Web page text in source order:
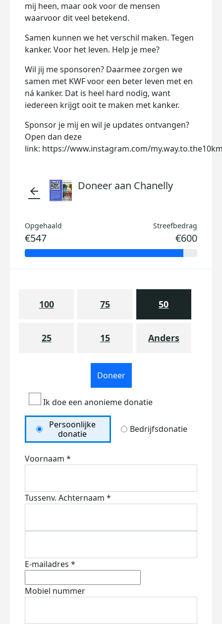
mij heen, maar ook voor de mensen
waarvoor dit veel betekend.
Samen kunnen we het verschil maken. Tegen
kanker. Voor het leven. Help je mee?
Wil jij me sponsoren? Daarmee zorgen we
samen met KWF voor een beter leven met en
ná kanker. Dat is heel hard nodig, want
iedereen krijgt ooit te maken met kanker.
Sponsor je mij en wil je updates ontvangen?
Open dan deze
link: https://www.instagram.com/
arrow_back Doneer aan Chanelly
Opgehaald
€547
Streefbedrag
€600
100 75 50
25 15 Anders
Doneer
Ik doe een anonieme donatie
Persoonlijke
donatie
Bedrijfsdonatie
Voornaam *
Tussenv. Achternaam *
E-mailadres *
Mobiel nummer